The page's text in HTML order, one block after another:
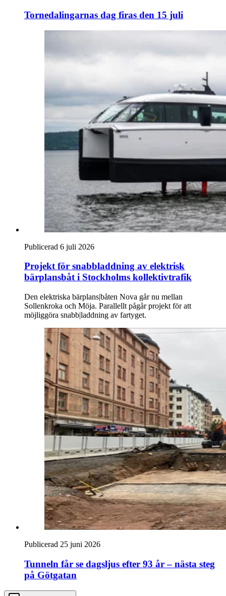
Tornedalingarnas dag firas den 15 juli
Publicerad 6 juli 2026
Projekt för snabb­laddning av elektrisk
bärplans­båt i Stockholms kollektivtrafik
Den elektriska bärplans|båten Nova går nu mellan
Sollenkroka och Möja. Parallellt pågår projekt för att
möjliggöra snabb|laddning av fartyget.
Publicerad 25 juni 2026
Tunneln får se dagsljus efter 93 år – nästa steg
på Götgatan